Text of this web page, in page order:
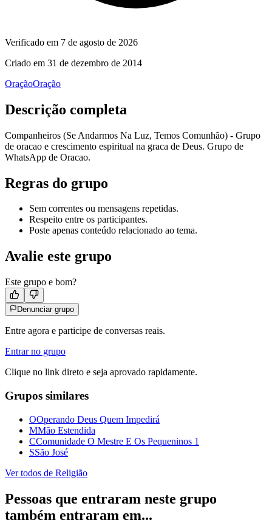
Verificado em 7 de agosto de 2026
Criado em 31 de dezembro de 2014
OraçãoOração
Descrição completa
Companheiros (Se Andarmos Na Luz, Temos Comunhão) - Grupo
de oracao e crescimento espiritual na graca de Deus. Grupo de
WhatsApp de Oracao.
Regras do grupo
Sem correntes ou mensagens repetidas.
Respeito entre os participantes.
Poste apenas conteúdo relacionado ao tema.
Avalie este grupo
Este grupo e bom?
Denunciar grupo
Entre agora e participe de conversas reais.
Entrar no grupo
Clique no link direto e seja aprovado rapidamente.
Grupos similares
OOperando Deus Quem Impedirá
MMão Estendida
CComunidade O Mestre E Os Pequeninos 1
SSão José
Ver todos de Religião
Pessoas que entraram neste grupo
também entraram em...